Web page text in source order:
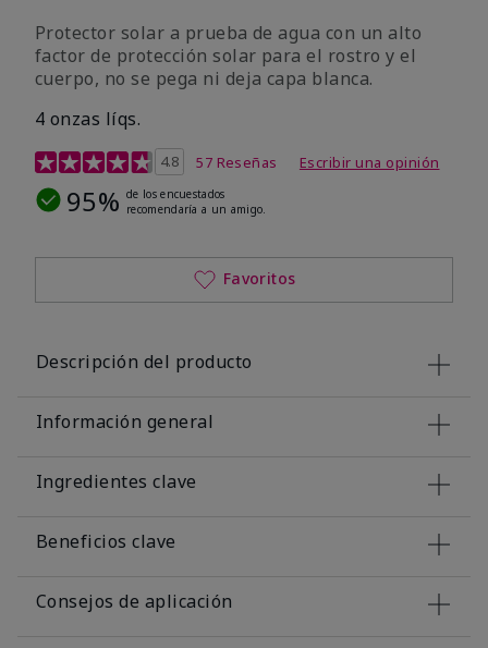
Protector solar a prueba de agua con un alto
factor de protección solar para el rostro y el
cuerpo, no se pega ni deja capa blanca.
4 onzas líqs.
Calificación de clientes de 4,2 de 5
4.8 57 Reseñas Escribir una opinión
95% de los encuestados
recomendaría a un amigo.
Favoritos
Descripción del producto
Información general
Ingredientes clave
Beneficios clave
Consejos de aplicación